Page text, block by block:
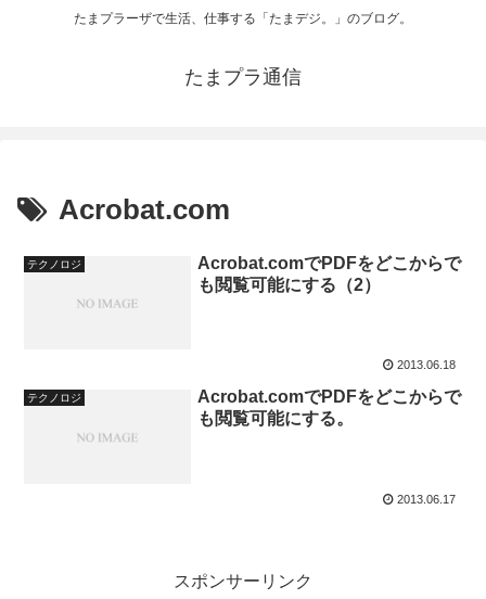
たまプラーザで生活、仕事する「たまデジ。」のブログ。
たまプラ通信
Acrobat.com
テクノロジ
Acrobat.comでPDFをどこからで
も閲覧可能にする（2）
2013.06.18
テクノロジ
Acrobat.comでPDFをどこからで
も閲覧可能にする。
2013.06.17
スポンサーリンク